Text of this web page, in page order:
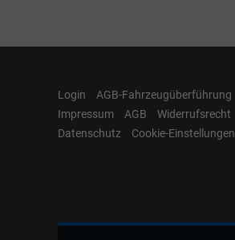
Login
AGB-Fahrzeugüberführung
Impressum
AGB
Widerrufsrecht
Datenschutz
Cookie-Einstellungen